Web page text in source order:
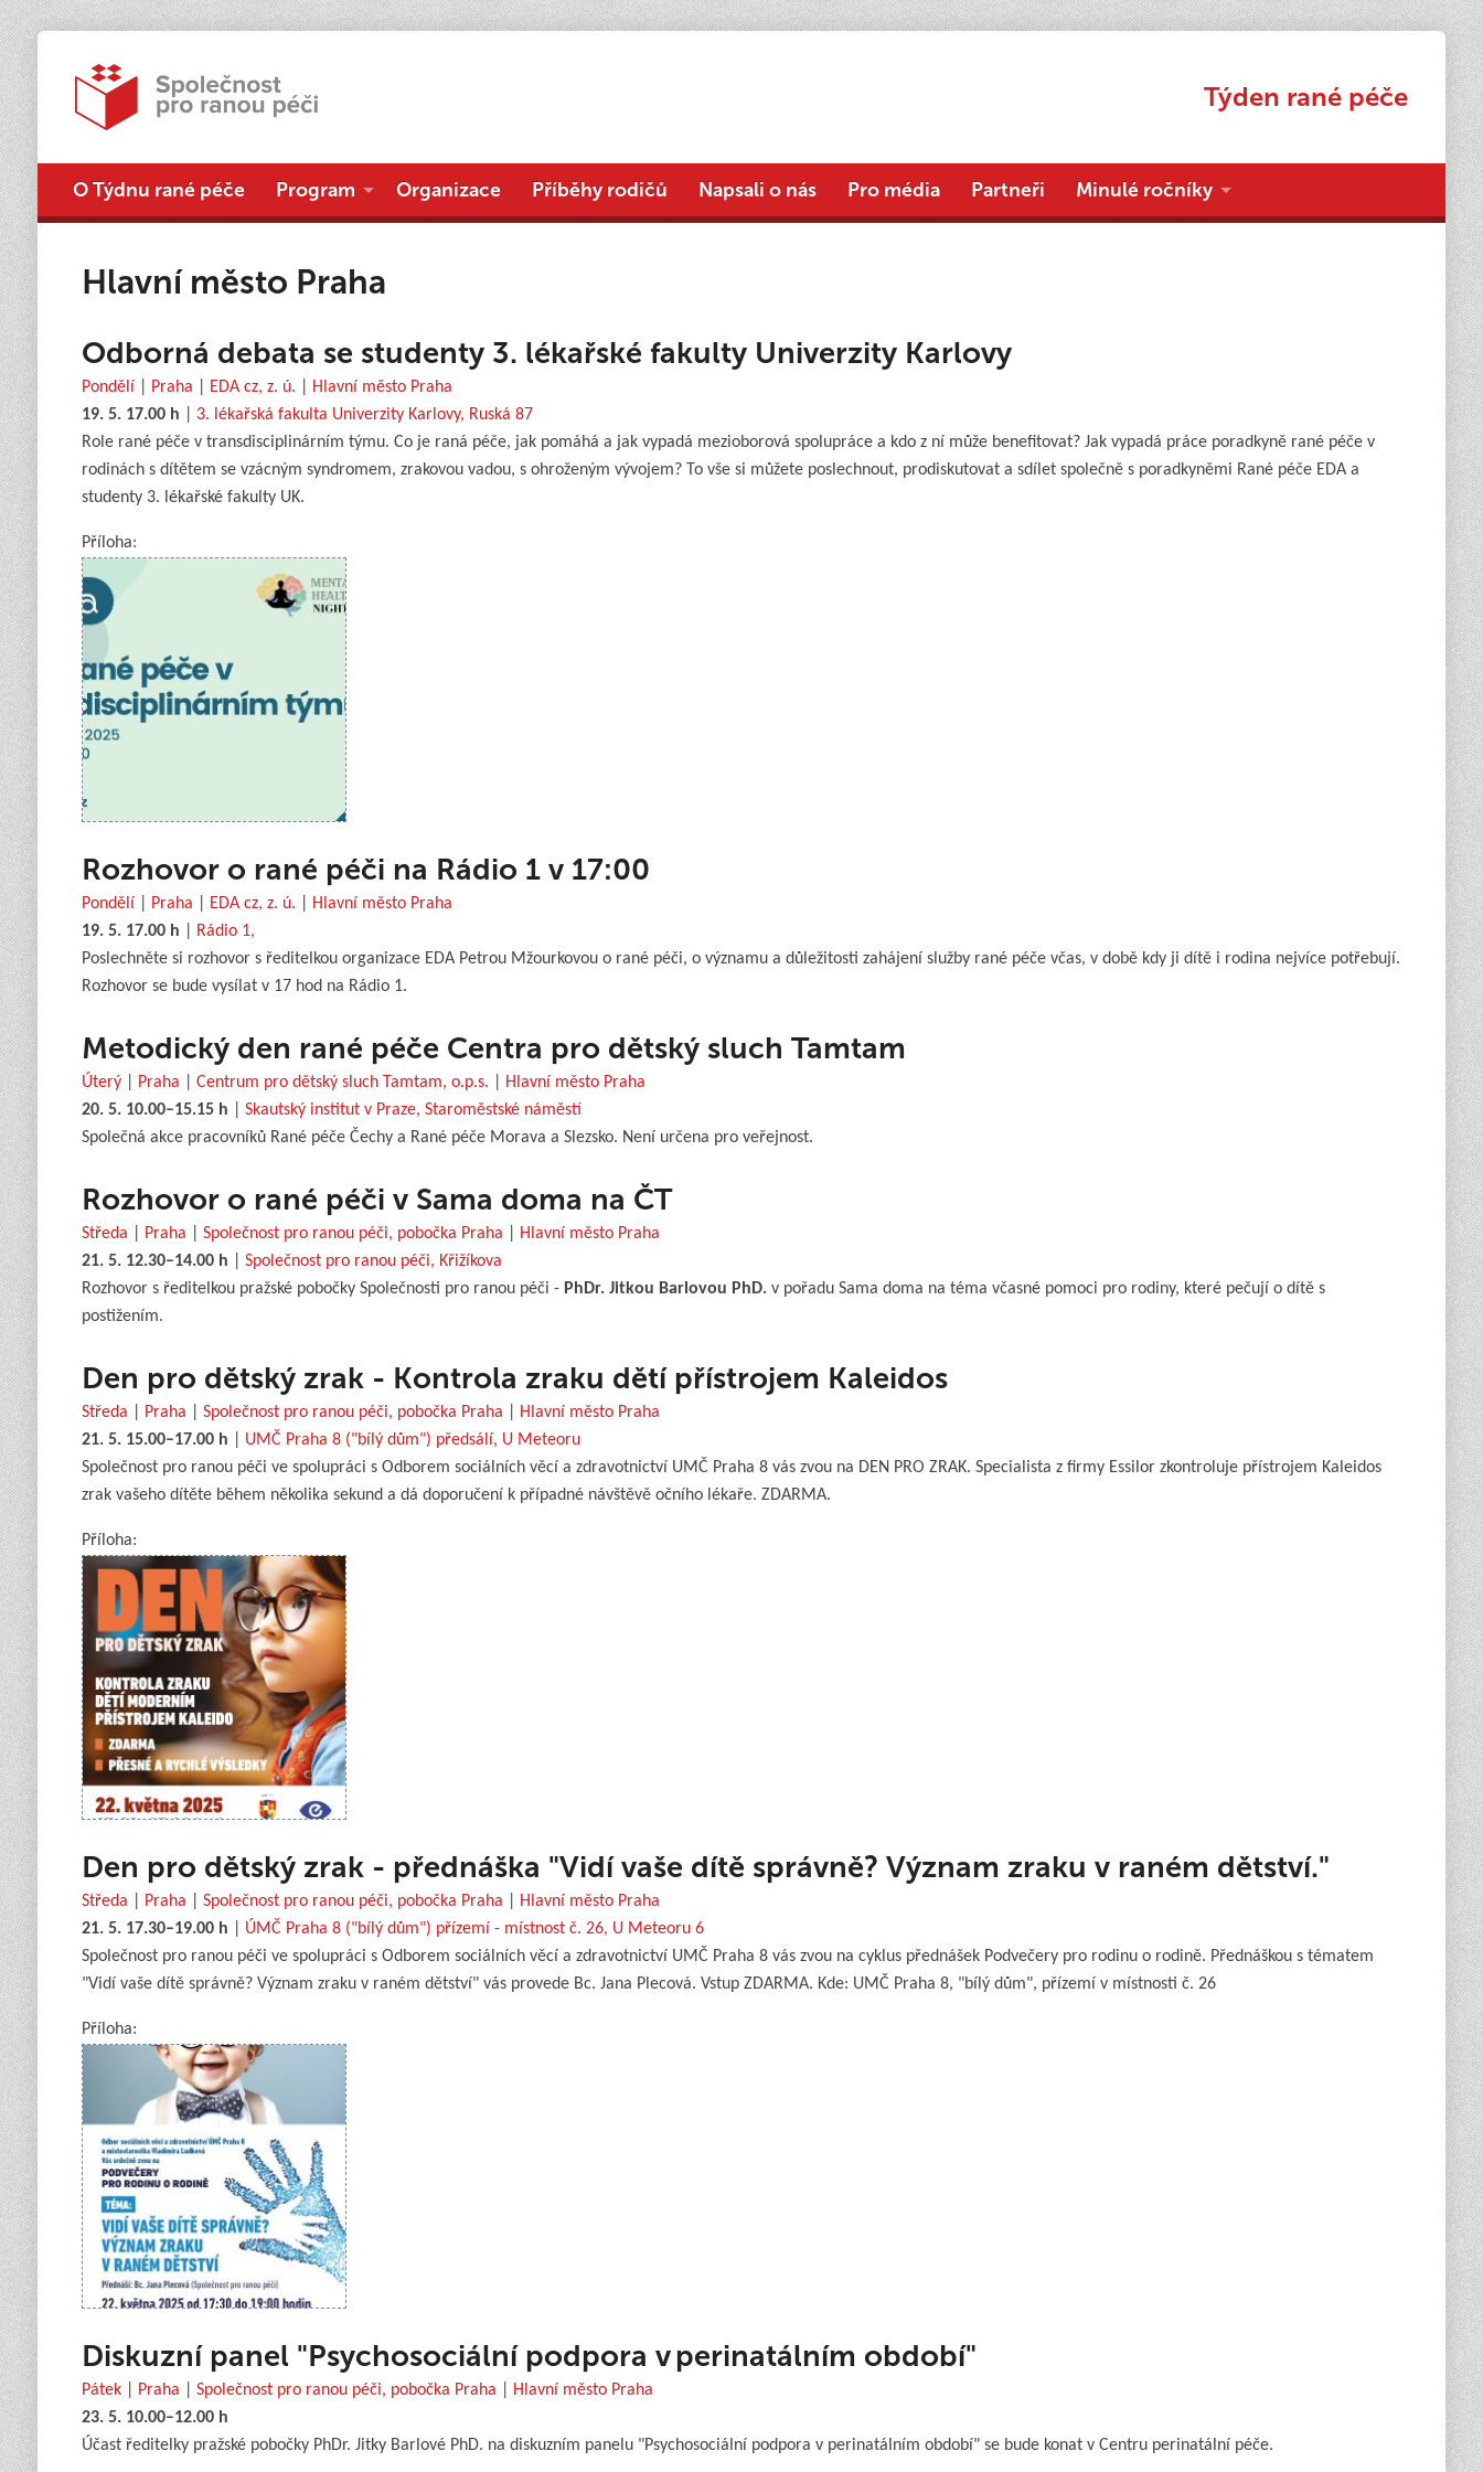
Týden rané péče
O Týdnu rané péče Program Organizace Příběhy rodičů Napsali o nás Pro média Partneři Minulé ročníky
Hlavní město Praha
Odborná debata se studenty 3. lékařské fakulty Univerzity Karlovy
Pondělí Praha EDA cz, z. ú.
Hlavní město Praha
19. 5. 17.00 h
3. lékařská fakulta Univerzity Karlovy, Ruská 87
Role rané péče v transdisciplinárním týmu. Co je raná péče, jak pomáhá a jak vypadá mezioborová spolupráce a kdo z ní může benefitovat? Jak vypadá práce poradkyně rané péče v
rodinách s dítětem se vzácným syndromem, zrakovou vadou, s ohroženým vývojem? To vše si můžete poslechnout, prodiskutovat a sdílet společně s poradkyněmi Rané péče EDA a
studenty 3. lékařské fakulty UK.
Příloha:
Rozhovor o rané péči na Rádio 1 v 17:00
Pondělí Praha EDA cz, z. ú.
Hlavní město Praha
19. 5. 17.00 h
Rádio 1,
Poslechněte si rozhovor s ředitelkou organizace EDA Petrou Mžourkovou o rané péči, o významu a důležitosti zahájení služby rané péče včas, v době kdy ji dítě i rodina nejvíce potřebují.
Rozhovor se bude vysílat v 17 hod na Rádio 1.
Metodický den rané péče Centra pro dětský sluch Tamtam
Úterý| Praha Centrum pro dětský sluch Tamtam, o.p.s.
Hlavní město Praha
20. 5. 10.00–15.15 h
Skautský institut v Praze, Staroměstské náměstí
Společná akce pracovníků Rané péče Čechy a Rané péče Morava a Slezsko. Není určena pro veřejnost.
Rozhovor o rané péči v Sama doma na ČT
Středa Praha Společnost pro ranou péči, pobočka Praha
Hlavní město Praha
21. 5. 12.30–14.00 h
Společnost pro ranou péči, Křižíkova
Rozhovor s ředitelkou pražské pobočky Společnosti pro ranou péči - PhDr. Jitkou Barlovou PhD.v pořadu Sama doma na téma včasné pomoci pro rodiny, které pečují o dítě s
postižením.
Den pro dětský zrak - Kontrola zraku dětí přístrojem Kaleidos
Středa Praha Společnost pro ranou péči, pobočka Praha
Hlavní město Praha
21. 5. 15.00–17.00 h
UMČ Praha 8 ("bílý dům") předsálí, U Meteoru
Společnost pro ranou péči ve spolupráci s Odborem sociálních věcí a zdravotnictví UMČ Praha 8 vás zvou na DEN PRO ZRAK. Specialista z firmy Essilor zkontroluje přístrojem Kaleidos
zrak vašeho dítěte během několika sekund a dá doporučení k případné návštěvě očního lékaře. ZDARMA.
Příloha:
Den pro dětský zrak - přednáška "Vidí vaše dítě správně? Význam zraku v raném dětství."
Středa Praha Společnost pro ranou péči, pobočka Praha
Hlavní město Praha
21. 5. 17.30–19.00 h
ÚMČ Praha 8 ("bílý dům") přízemí - místnost č. 26, U Meteoru 6
Společnost pro ranou péči ve spolupráci s Odborem sociálních věcí a zdravotnictví UMČ Praha 8 vás zvou na cyklus přednášek Podvečery pro rodinu o rodině. Přednáškou s tématem
"Vidí vaše dítě správně? Význam zraku v raném dětství" vás provede Bc. Jana Plecová. Vstup ZDARMA. Kde: UMČ Praha 8, "bílý dům", přízemí v místnosti č. 26
Příloha:
Diskuzní panel "Psychosociální podpora v perinatálním období"
Pátek| Praha Společnost pro ranou péči, pobočka Praha
Hlavní město Praha
23. 5. 10.00–12.00 h
Účast ředitelky pražské pobočky PhDr. Jitky Barlové PhD. na diskuzním panelu "Psychosociální podpora v perinatálním období" se bude konat v Centru perinatální péče.